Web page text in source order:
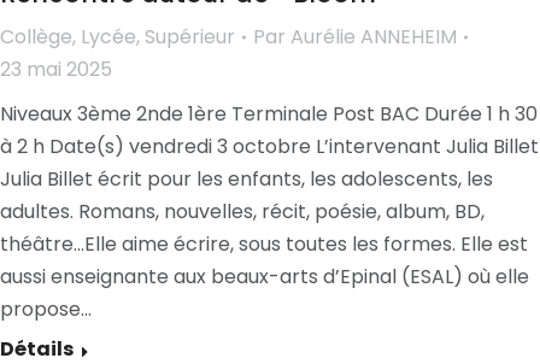
Collège, Lycée, Supérieur Par Aurélie ANNEHEIM
23 mai 2025
Niveaux 3ème 2nde 1ère Terminale Post BAC Durée 1 h 30
à 2 h Date(s) vendredi 3 octobre L’intervenant Julia Billet
Julia Billet écrit pour les enfants, les adolescents, les
adultes. Romans, nouvelles, récit, poésie, album, BD,
théâtre…Elle aime écrire, sous toutes les formes. Elle est
aussi enseignante aux beaux-arts d’Epinal (ESAL) où elle
propose…
Détails